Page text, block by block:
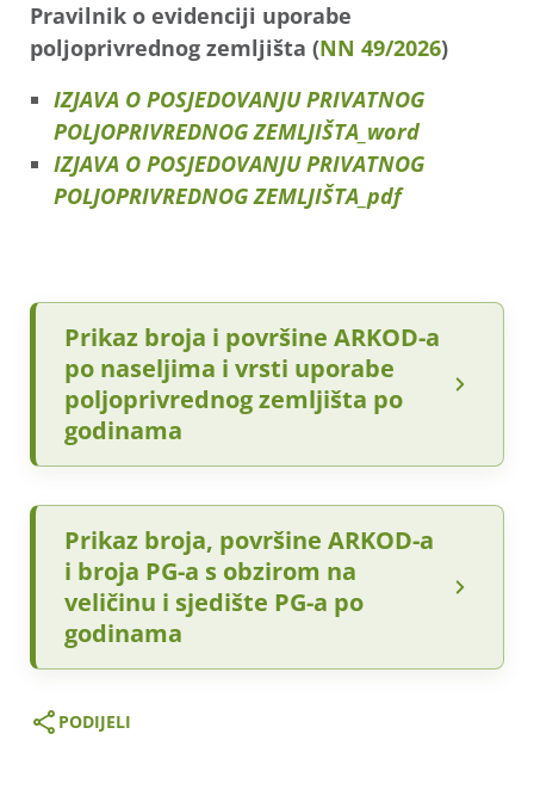
Pravilnik o evidenciji uporabe
poljoprivrednog zemljišta (NN 49/2026)
IZJAVA O POSJEDOVANJU PRIVATNOG
POLJOPRIVREDNOG ZEMLJIŠTA_word
IZJAVA O POSJEDOVANJU PRIVATNOG
POLJOPRIVREDNOG ZEMLJIŠTA_pdf
Prikaz broja i površine ARKOD-a
po naseljima i vrsti uporabe
poljoprivrednog zemljišta po
godinama
Prikaz broja, površine ARKOD-a
i broja PG-a s obzirom na
veličinu i sjedište PG-a po
godinama
PODIJELI